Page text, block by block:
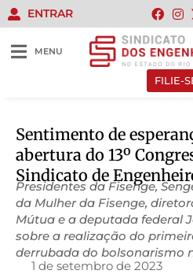
ENTRAR
MENU
FILIE-
Sentimento de
abertura do 13º
Sindicato de
Presidentes da Fisenge,
da Mulher da Fisenge,
Mútua e a deputada federal
sobre a realização do
derrubada do bolsonarismo
1 de setembro de 2023